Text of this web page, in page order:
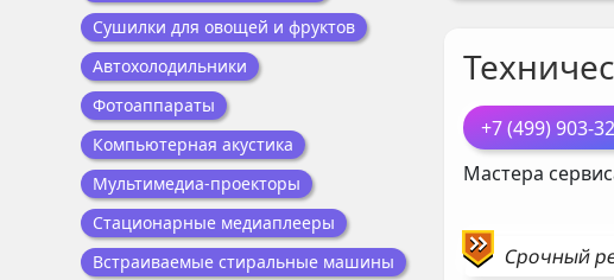
Сушилки для овощей и фруктов
Автохолодильники
Фотоаппараты
Компьютерная акустика
Мультимедиа-проекторы
Стационарные медиаплееры
Встраиваемые стиральные машины
+7 (499) 903-32
Мастера
Срочный